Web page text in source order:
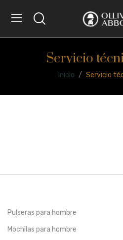
Servicio
Inicio Servicio
Pulseras para hombre
Mochilas para hombre